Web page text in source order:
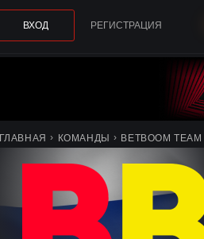
ТУРНИРЫ
LIVE
СТАТИСТИКА
КОМАНДЫ
ВХОД РЕГИСТРАЦИЯ
ГЛАВНАЯ КОМАНДЫ BETBOOM TEAM